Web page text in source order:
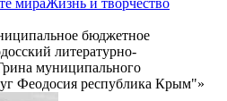
мираЖизнь и творчество
бюджетное
литературно-
муниципального
Феодосия республика Крым"»